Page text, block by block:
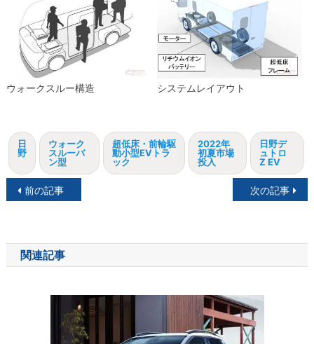
ウォークスルー構造 システムレイアウト
日
野
ウォーク
スルーバ
ン型
超低床・前輪駆
動小型EVトラ
ック
2022年
初夏市場
投入
日野デ
ュトロ
Z EV
投
ナ
ビ
前の記事 次の記事
関連記事